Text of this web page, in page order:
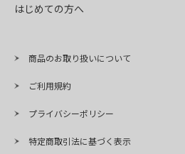
はじめての方へ
商品のお取り扱いについて
ご利用規約
プライバシーポリシー
特定商取引法に基づく表示